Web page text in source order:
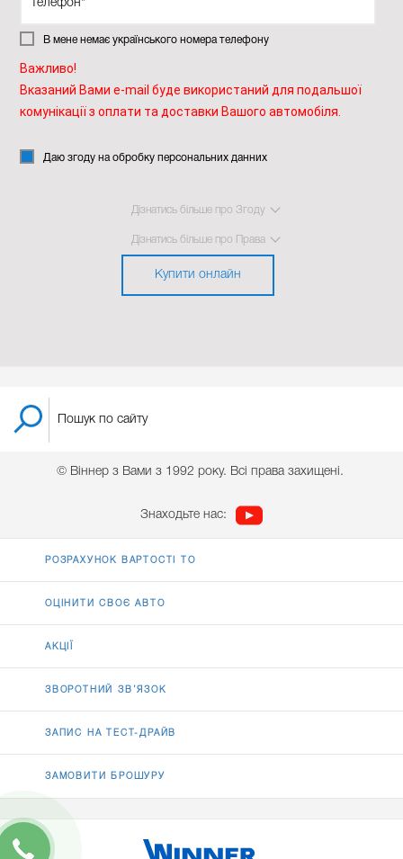
В мене немає українського номера телефону
Важливо!
Вказаний Вами e-mail буде використаний для подальшої
комунікації з оплати та доставки Вашого автомобіля.
Даю згоду на обробку персональних данних
Дізнатись більше про Згоду
Дізнатись більше про Права
Купити онлайн
© Віннер з Вами з 1992 року. Всі права захищені.
Знаходьте нас:
РОЗРАХУНОК ВАРТОСТІ ТО
ОЦІНИТИ СВОЄ АВТО
АКЦІЇ
ЗВОРОТНИЙ ЗВ’ЯЗОК
ЗАПИС НА ТЕСТ-ДРАЙВ
ЗАМОВИТИ БРОШУРУ